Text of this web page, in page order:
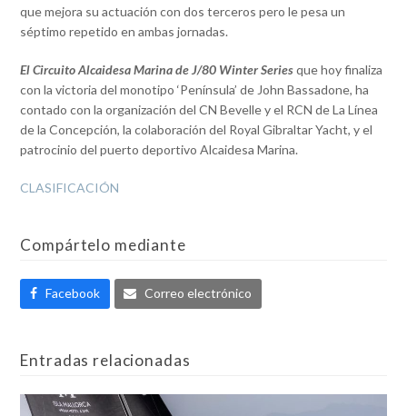
que mejora su actuación con dos terceros pero le pesa un
séptimo repetido en ambas jornadas.
El Circuito Alcaidesa Marina de J/80 Winter Seriesque hoy finaliza
con la victoria del monotipo ‘Península’ de John Bassadone, ha
contado con la organización del CN Bevelle y el RCN de La Línea
de la Concepción, la colaboración del Royal Gibraltar Yacht, y el
patrocinio del puerto deportivo Alcaidesa Marina.
CLASIFICACIÓN
Compártelo mediante
Facebook Correo electrónico
Entradas relacionadas